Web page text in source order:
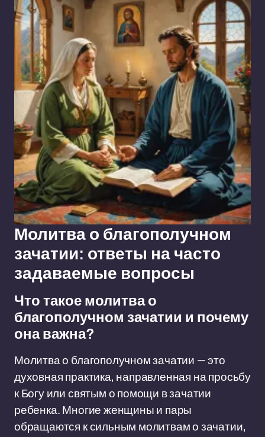
Молитва о благополучном
зачатии: ответы на часто
задаваемые вопросы
Что такое молитва о
благополучном зачатии и почему
она важна?
Молитва о благополучном зачатии — это
духовная практика, направленная на просьбу
к Богу или святым о помощи в зачатии
ребенка. Многие женщины и пары
обращаются к сильным молитвам о зачатии,